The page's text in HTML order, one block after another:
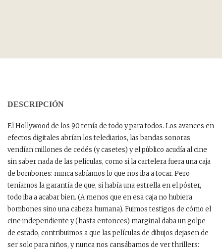
DESCRIPCIÓN
El Hollywood de los 90 tenía de todo y para todos. Los avances en
efectos digitales abrían los telediarios, las bandas sonoras
vendían millones de cedés (y casetes) y el público acudía al cine
sin saber nada de las películas, como si la cartelera fuera una caja
de bombones: nunca sabíamos lo que nos iba a tocar. Pero
teníamos la garantía de que, si había una estrella en el póster,
todo iba a acabar bien. (A menos que en esa caja no hubiera
bombones sino una cabeza humana). Fuimos testigos de cómo el
cine independiente y (hasta entonces) marginal daba un golpe
de estado, contribuimos a que las películas de dibujos dejasen de
ser solo para niños, y nunca nos cansábamos de ver thrillers: